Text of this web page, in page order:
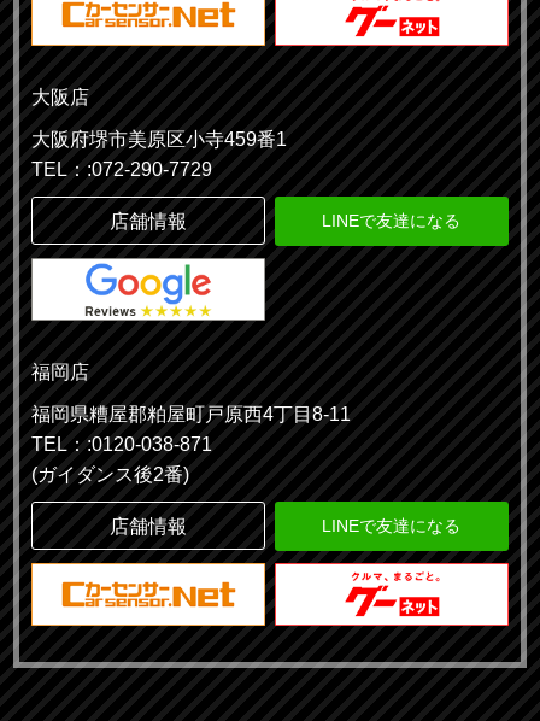
大阪店
大阪府堺市美原区小寺459番1
TEL：:072-290-7729
店舗情報 LINEで友達になる
福岡店
福岡県糟屋郡粕屋町戸原西4丁目8-11
TEL：:0120-038-871
(ガイダンス後2番)
店舗情報 LINEで友達になる